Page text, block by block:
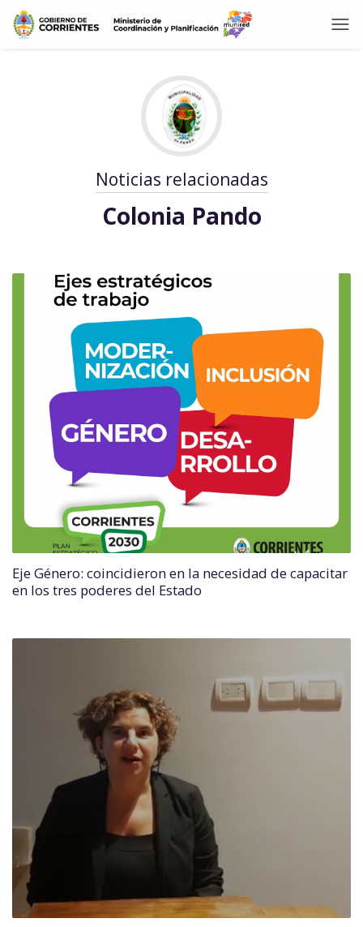
Noticias relacionadas
Colonia Pando
Eje Género: coincidieron en la necesidad de capacitar
en los tres poderes del Estado